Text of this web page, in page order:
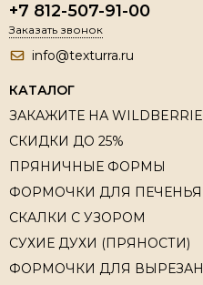
+7 812-507-91-00
Заказать звонок
info@texturra.ru
КАТАЛОГ
ЗАКАЖИТЕ НА
СКИДКИ ДО 25%
ПРЯНИЧНЫЕ ФОРМЫ
ФОРМОЧКИ ДЛЯ ПЕЧЕНЬЯ
СКАЛКИ С УЗОРОМ
СУХИЕ ДУХИ (ПРЯНОСТИ)
ФОРМОЧКИ ДЛЯ